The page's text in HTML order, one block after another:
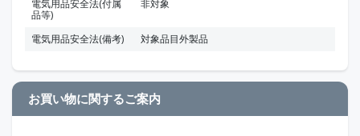
電気用品安全法(付属
品等)
非対象
電気用品安全法(備考) 対象品目外製品
お買い物に関するご案内